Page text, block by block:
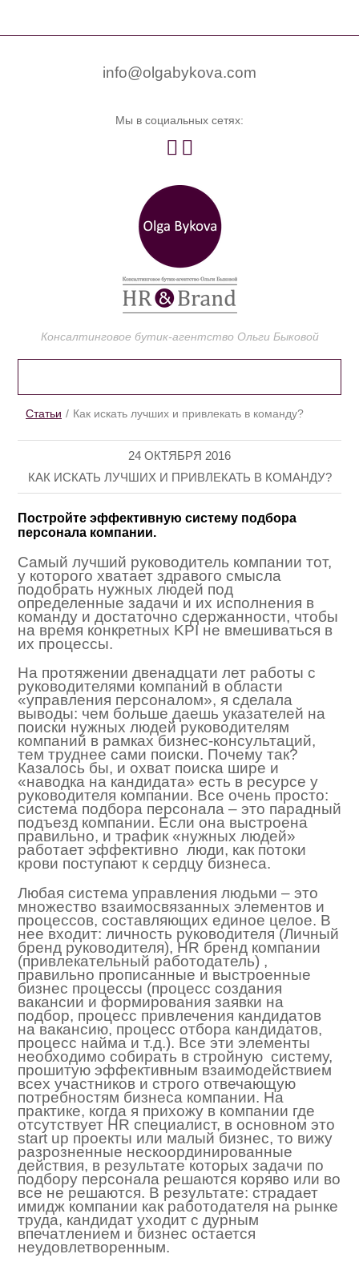
info@olgabykova.com
Мы в социальных сетях:
 
Консалтинговое бутик-агентство Ольги Быковой
Cтатьи Как искать лучших и привлекать в команду?
24 ОКТЯБРЯ 2016
КАК ИСКАТЬ ЛУЧШИХ И ПРИВЛЕКАТЬ В КОМАНДУ?
Постройте эффективную систему подбора
персонала компании.
Самый лучший руководитель компании тот,
у которого хватает здравого смысла
подобрать нужных людей под
определенные задачи и их исполнения в
команду и достаточно сдержанности, чтобы
на время конкретных KPI не вмешиваться в
их процессы.
На протяжении двенадцати лет работы с
руководителями компаний в области
«управления персоналом», я сделала
выводы: чем больше даешь указателей на
поиски нужных людей руководителям
компаний в рамках бизнес-консультаций,
тем труднее сами поиски. Почему так?
Казалось бы, и охват поиска шире и
«наводка на кандидата» есть в ресурсе у
руководителя компании. Все очень просто:
система подбора персонала – это парадный
подъезд компании. Если она выстроена
правильно, и трафик «нужных людей»
работает эффективно люди, как потоки
крови поступают к сердцу бизнеса.
Любая система управления людьми – это
множество взаимосвязанных элементов и
процессов, составляющих единое целое. В
нее входит: личность руководителя (Личный
бренд руководителя), HR бренд компании
(привлекательный работодатель) ,
правильно прописанные и выстроенные
бизнес процессы (процесс создания
вакансии и формирования заявки на
подбор, процесс привлечения кандидатов
на вакансию, процесс отбора кандидатов,
процесс найма и т.д.). Все эти элементы
необходимо собирать в стройную систему,
прошитую эффективным взаимодействием
всех участников и строго отвечающую
потребностям бизнеса компании. На
практике, когда я прихожу в компании где
отсутствует HR специалист, в основном это
start up проекты или малый бизнес, то вижу
разрозненные нескоординированные
действия, в результате которых задачи по
подбору персонала решаются коряво или во
все не решаются. В результате: страдает
имидж компании как работодателя на рынке
труда, кандидат уходит с дурным
впечатлением и бизнес остается
неудовлетворенным.